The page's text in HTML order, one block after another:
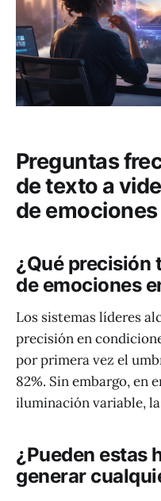
Preguntas
de texto a
de emociones
¿Qué precisión
de emociones
Los sistemas líderes
precisión en
por primera vez el
82%. Sin embargo, en
iluminación variable,
¿Pueden estas
generar